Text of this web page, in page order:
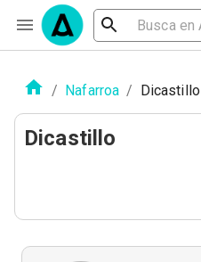
/ Nafarroa / Dicastillo
Dicastillo